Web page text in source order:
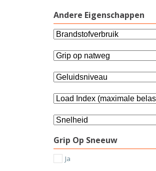
Andere Eigenschappen
Grip Op Sneeuw
Ja